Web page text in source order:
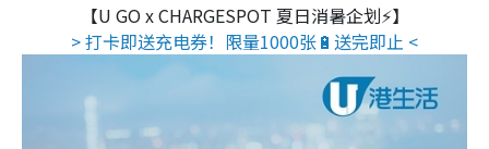
【U GO x CHARGESPOT 夏日消暑企划⚡】
> 打卡即送充电券！限量1000张🔋送完即止 <